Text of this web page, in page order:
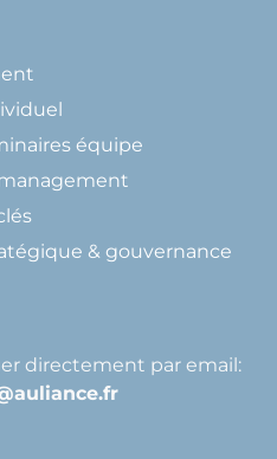
équipe
& gouvernance
directement par email: